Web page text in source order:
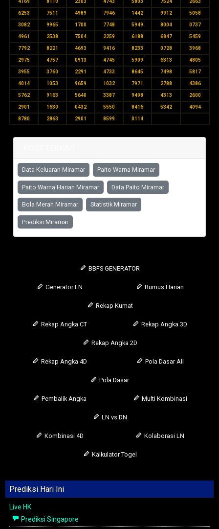
4169 8110 2303 4743 5803 7524 2663
6253 7511 4989 7946 1442 9912 5058
3082 9965 1700 7748 5949 8004 0737
4961 2538 7504 2259 6188 6847 5459
7792 8221 4693 9416 8233 0728 3968
2975 4757 0913 4745 5909 6313 4805
3955 3760 2291 4733 8645 7498 5817
4014 1053 9659 1032 7971 2788 4386
5762 9163 5640 3387 9498 4313 2600
2901 1630 0432 5550 8416 5342 4094
8780 2863 2901 8599 0114
Data Keluaran Miramar Paito Warna Miramar
Paito Warna Harian Miramar Data Paito Miramar
Bola Merah Miramar Statistik Miramar
Prediksi Miramar
BBFS GENERATOR
Generator LN Rumus Harian
Rekap Kumat
Rekap Angka CT Rekap Angka 3D
Rekap Angka 2D
Rekap Angka 4D Pola Dasar All
Pola Dasar
Pembalik Angka Multi Kombinasi
LN vs DN
Kombinasi 4D Kolaborasi LN
Kalkulator Togel
Prediksi Hari Ini
Live HK
Prediksi Singapore